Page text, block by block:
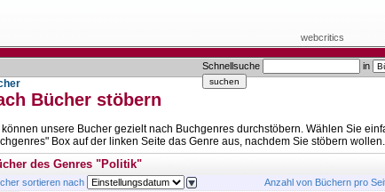
webcritics
Schnellsuche in
Bücher stöbern
unsere Bucher gezielt nach Buchgenres durchstöbern. Wählen Sie
Box auf der linken Seite das Genre aus, nachdem Sie stöbern wollen.
des Genres "Politik"
sortieren nach Anzahl von Büchern pro